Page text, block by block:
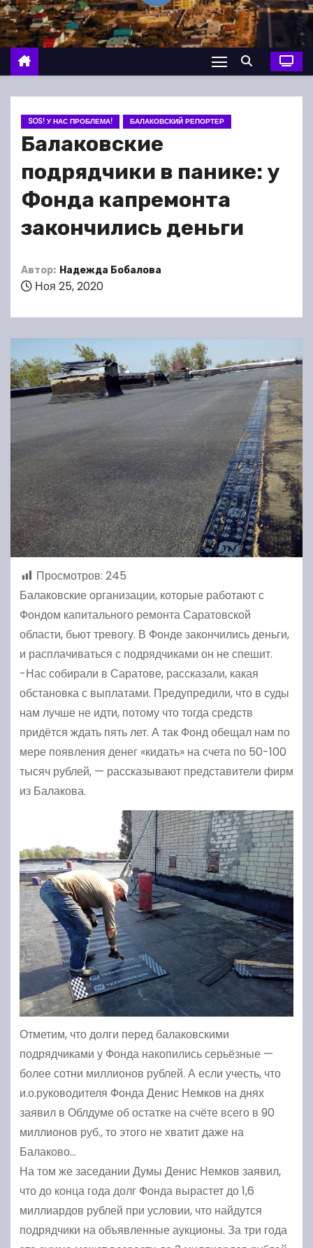
о
м
у
SOS! У НАС ПРОБЛЕМА! БАЛАКОВСКИЙ РЕПОРТЕР
Балаковские
подрядчики в панике: у
Фонда капремонта
закончились деньги
Автор: Надежда Бобалова
Ноя 25, 2020
Просмотров: 245
Балаковские организации, которые работают с
Фондом капитального ремонта Саратовской
области, бьют тревогу. В Фонде закончились деньги,
и расплачиваться с подрядчиками он не спешит.
-Нас собирали в Саратове, рассказали, какая
обстановка с выплатами. Предупредили, что в суды
нам лучше не идти, потому что тогда средств
придётся ждать пять лет. А так Фонд обещал нам по
мере появления денег «кидать» на счета по 50-100
тысяч рублей, — рассказывают представители фирм
из Балакова.
Отметим, что долги перед балаковскими
подрядчиками у Фонда накопились серьёзные —
более сотни миллионов рублей. А если учесть, что
и.о.руководителя Фонда Денис Немков на днях
заявил в Облдуме об остатке на счёте всего в 90
миллионов руб., то этого не хватит даже на
Балаково…
На том же заседании Думы Денис Немков заявил,
что до конца года долг Фонда вырастет до 1,6
миллиардов рублей при условии, что найдутся
подрядчики на объявленные аукционы. За три года